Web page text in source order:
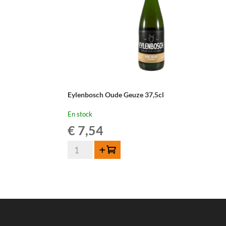
Eylenbosch Oude Geuze 37,5cl
En stock
€ 7,54
quantité
Ajouter au panier